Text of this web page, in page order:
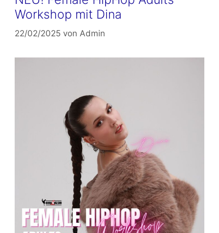
Workshop mit Dina
22/02/2025 von Admin